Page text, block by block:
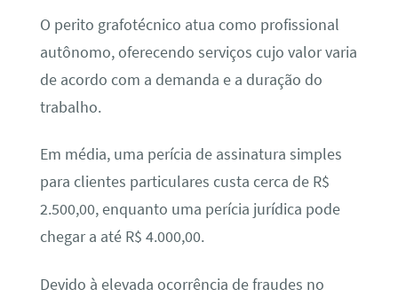
O perito grafotécnico atua como profissional
autônomo, oferecendo serviços cujo valor varia
de acordo com a demanda e a duração do
trabalho.
Em média, uma perícia de assinatura simples
para clientes particulares custa cerca de R$
2.500,00, enquanto uma perícia jurídica pode
chegar a até R$ 4.000,00.
Devido à elevada ocorrência de fraudes no